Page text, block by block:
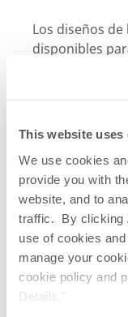
This website uses
We use cookies
provide you with
website, and to
traffic. By clicking
use of cookies
manage your
cookie policy and
Details."
Los diseños
disponibles
inferiores y
incluidos los
contenedores
los
industria.
diseños de